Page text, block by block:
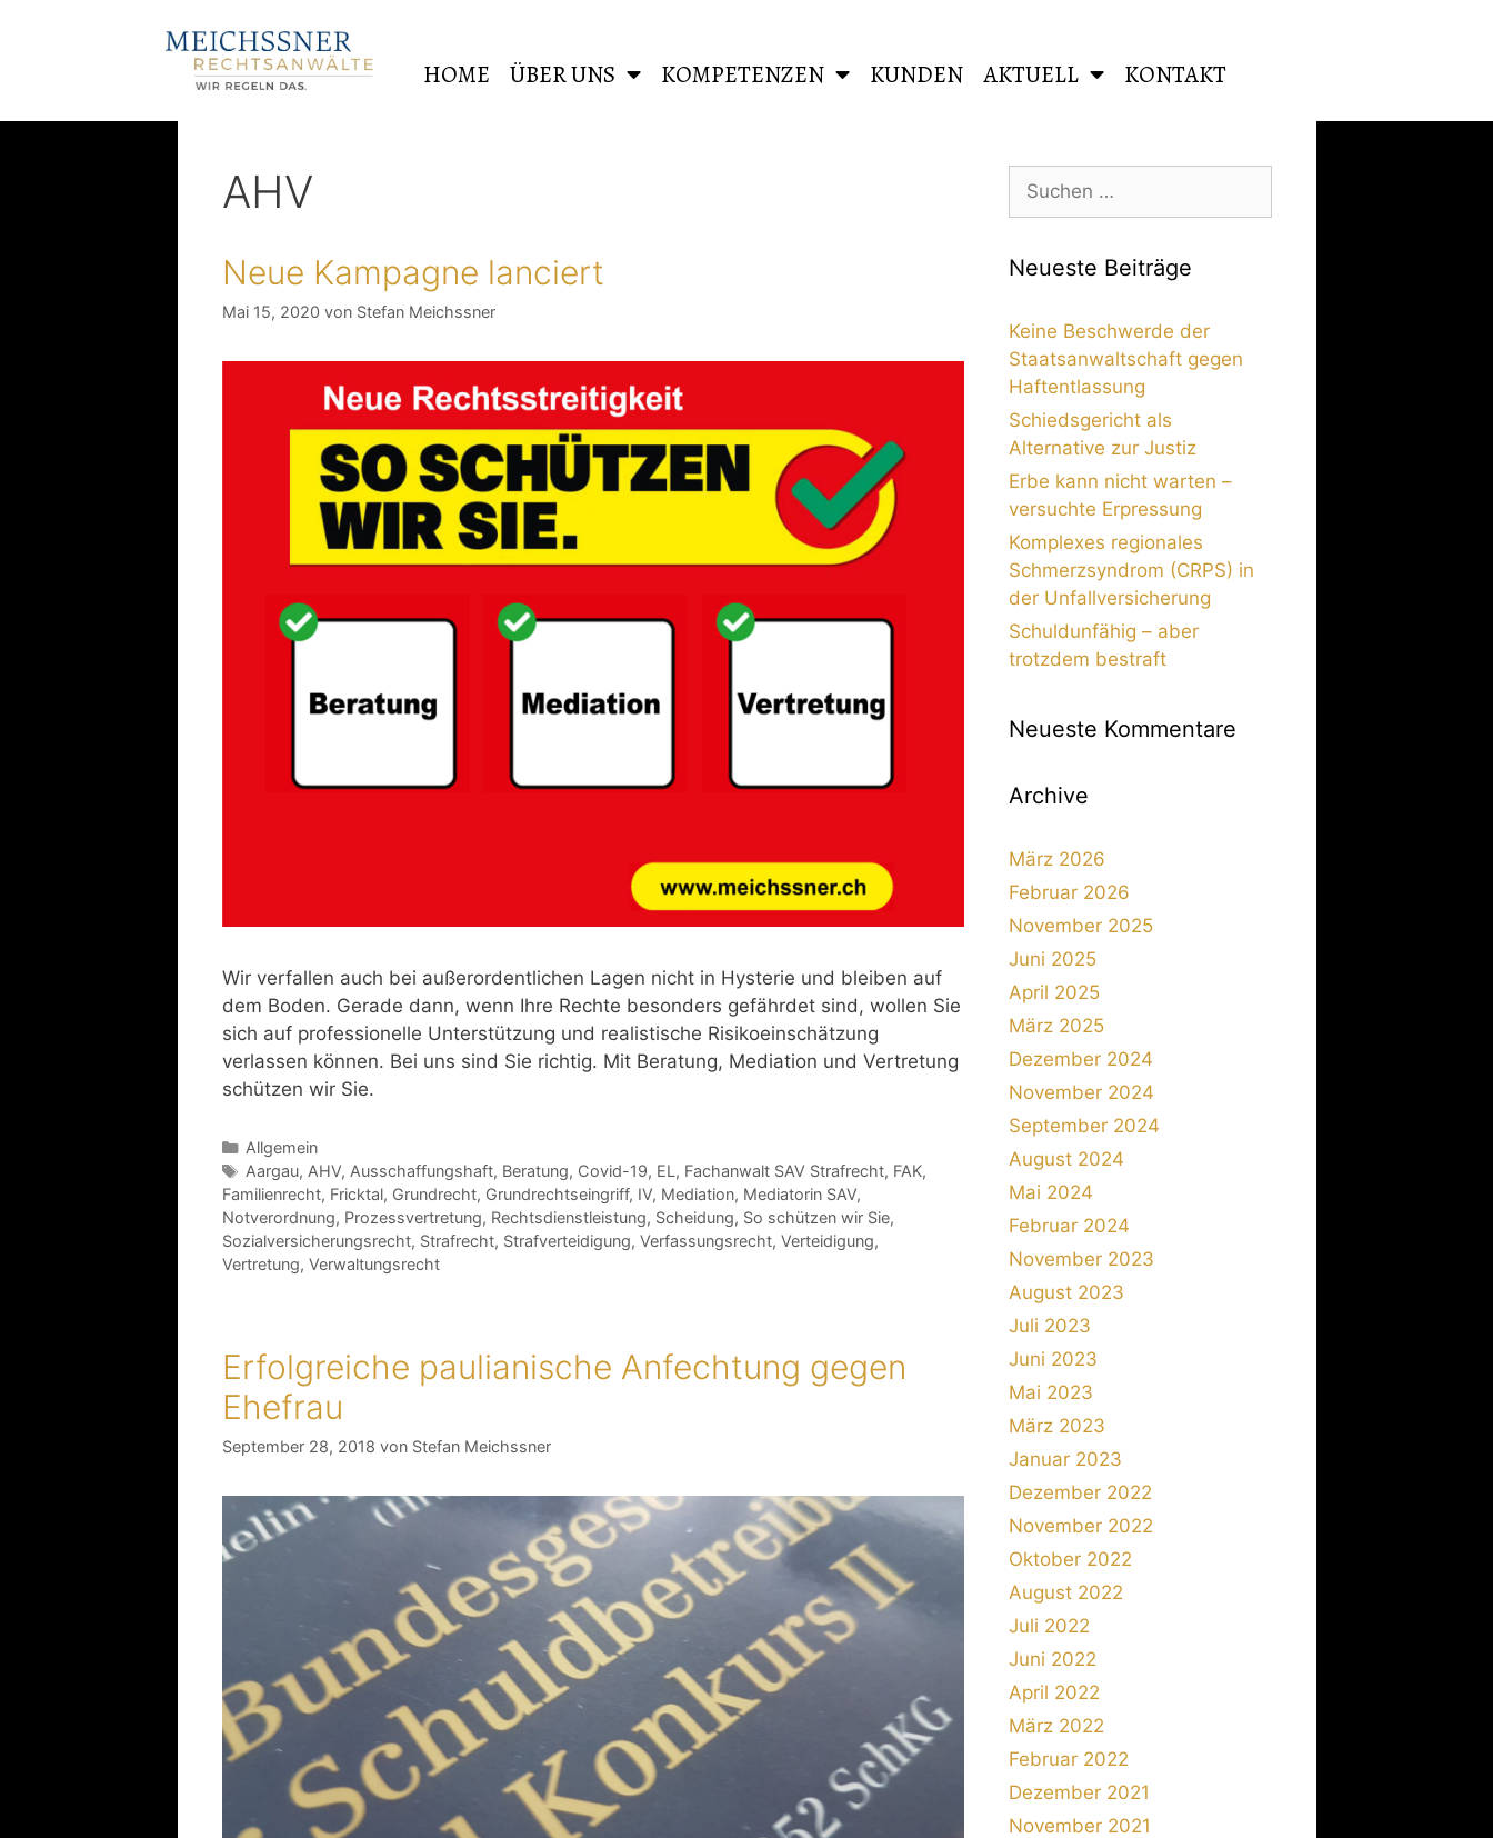
HOME ÜBER UNS KOMPETENZEN KUNDEN AKTUELL KONTAKT
AHV
Neue Kampagne lanciert
Mai 15, 2020 von Stefan Meichssner
Wir verfallen auch bei außerordentlichen Lagen nicht in Hysterie und bleiben auf
dem Boden. Gerade dann, wenn Ihre Rechte besonders gefährdet sind, wollen Sie
sich auf professionelle Unterstützung und realistische Risikoeinschätzung
verlassen können. Bei uns sind Sie richtig. Mit Beratung, Mediation und Vertretung
schützen wir Sie.
Allgemein
Aargau, AHV, Ausschaffungshaft, Beratung, Covid-19, EL , Fachanwalt SAV Strafrecht, FAK,
Familienrecht, Fricktal, Grundrecht, Grundrechtseingriff, IV, Mediation, Mediatorin SAV,
Notverordnung, Prozessvertretung, Rechtsdienstleistung, Scheidung, So schützen wir Sie,
Sozialversicherungsrecht, Strafrecht, Strafverteidigung, Verfassungsrecht, Verteidigung,
Vertretung, Verwaltungsrecht
Erfolgreiche paulianische Anfechtung gegen
Ehefrau
September 28, 2018 von Stefan Meichssner
Neueste Beiträge
Keine Beschwerde der
Staatsanwaltschaft gegen
Haftentlassung
Schiedsgericht als
Alternative zur Justiz
Erbe kann nicht warten –
versuchte Erpressung
Komplexes regionales
Schmerzsyndrom (CRPS) in
der Unfallversicherung
Schuldunfähig – aber
trotzdem bestraft
Neueste Kommentare
Archive
März 2026
Februar 2026
November 2025
Juni 2025
April 2025
März 2025
Dezember 2024
November 2024
September 2024
August 2024
Mai 2024
Februar 2024
November 2023
August 2023
Juli 2023
Juni 2023
Mai 2023
März 2023
Januar 2023
Dezember 2022
November 2022
Oktober 2022
August 2022
Juli 2022
Juni 2022
April 2022
März 2022
Februar 2022
Dezember 2021
November 2021